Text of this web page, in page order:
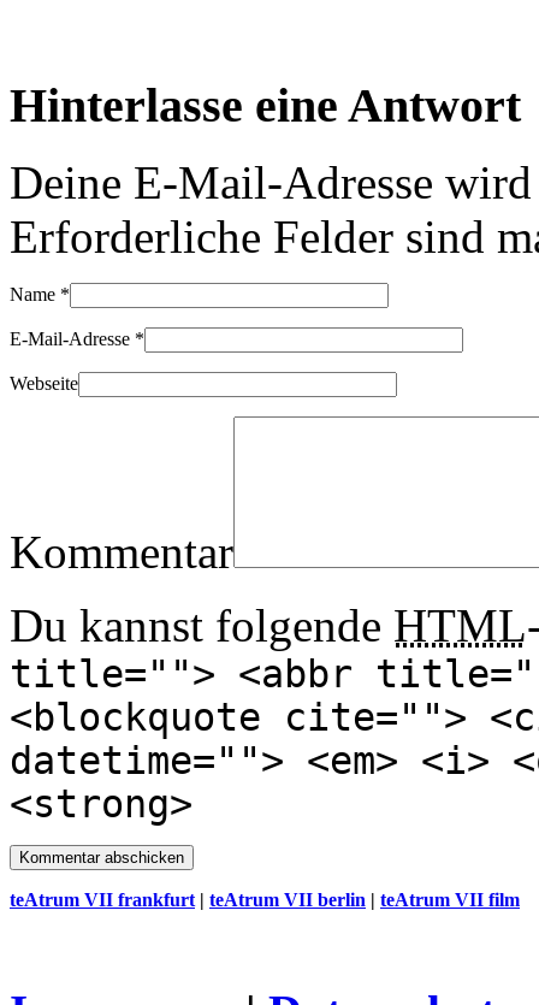
Hinterlasse eine Antwort
Deine E-Mail-Adresse
Erforderliche Felder sind
Name *
E-Mail-Adresse *
Webseite
Kommentar
Du kannst folgende HTML
title=""> <abbr
<blockquote cite="">
datetime=""> <em>
<strong>
teAtrum VII frankfurt | teAtrum VII berlin | teAtrum VII film